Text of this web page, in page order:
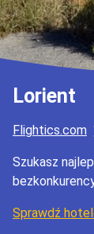
Lorient
Flightics.com
Szukasz
Sprawdź